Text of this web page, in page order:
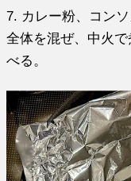
7. カレー粉、コン
全体を混ぜ、中火
べる。